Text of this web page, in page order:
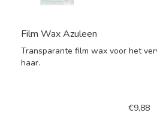
Film Wax Azuleen
Transparante film wax voor het
haar.
€9,88